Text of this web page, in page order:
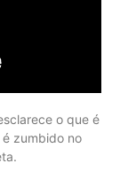
o que é
zumbido no